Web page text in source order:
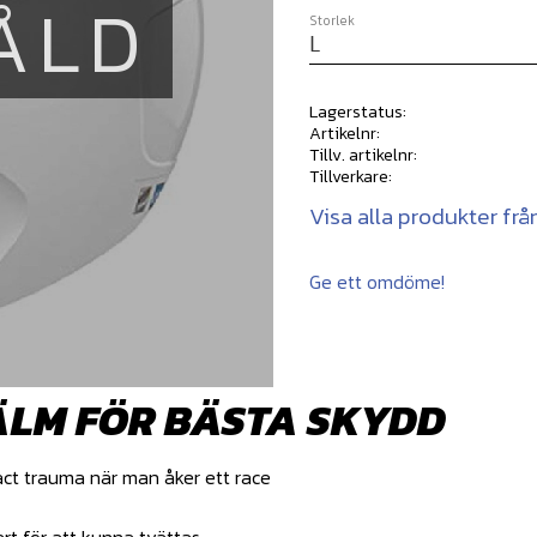
Storlek
Lagerstatus
Artikelnr
Tillv. artikelnr
Tillverkare
Visa alla produkter
Ge ett omdöme!
FÖR BÄSTA SKYDD
trauma när man åker ett race